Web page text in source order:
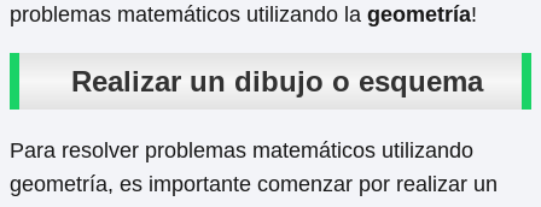
problemas matemáticos utilizando la geometría!
Realizar un dibujo o esquema
Para resolver problemas matemáticos utilizando
geometría, es importante comenzar por realizar un